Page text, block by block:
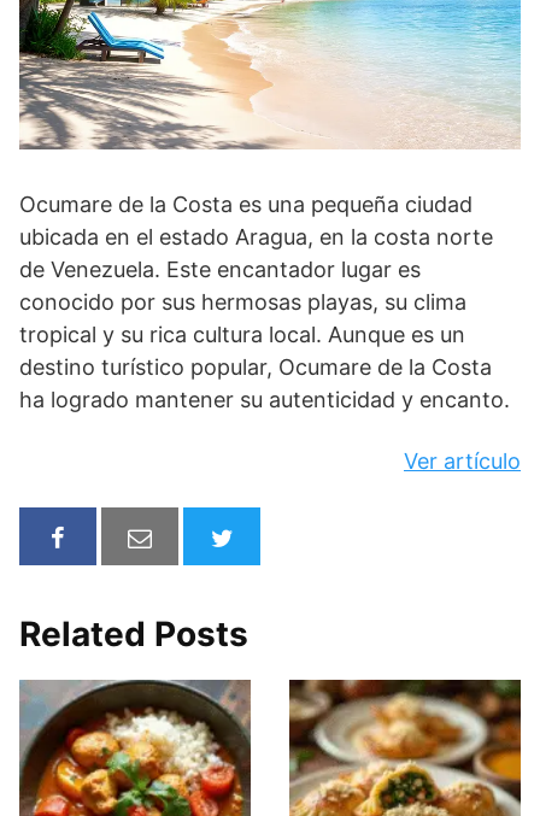
Ocumare de la Costa es una pequeña ciudad
ubicada en el estado Aragua, en la costa norte
de Venezuela. Este encantador lugar es
conocido por sus hermosas playas, su clima
tropical y su rica cultura local. Aunque es un
destino turístico popular, Ocumare de la Costa
ha logrado mantener su autenticidad y encanto.
Ver artículo
Related Posts